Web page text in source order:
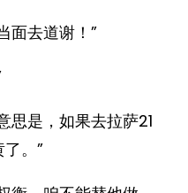
面去道谢！”
思是，如果去拉萨21
。”